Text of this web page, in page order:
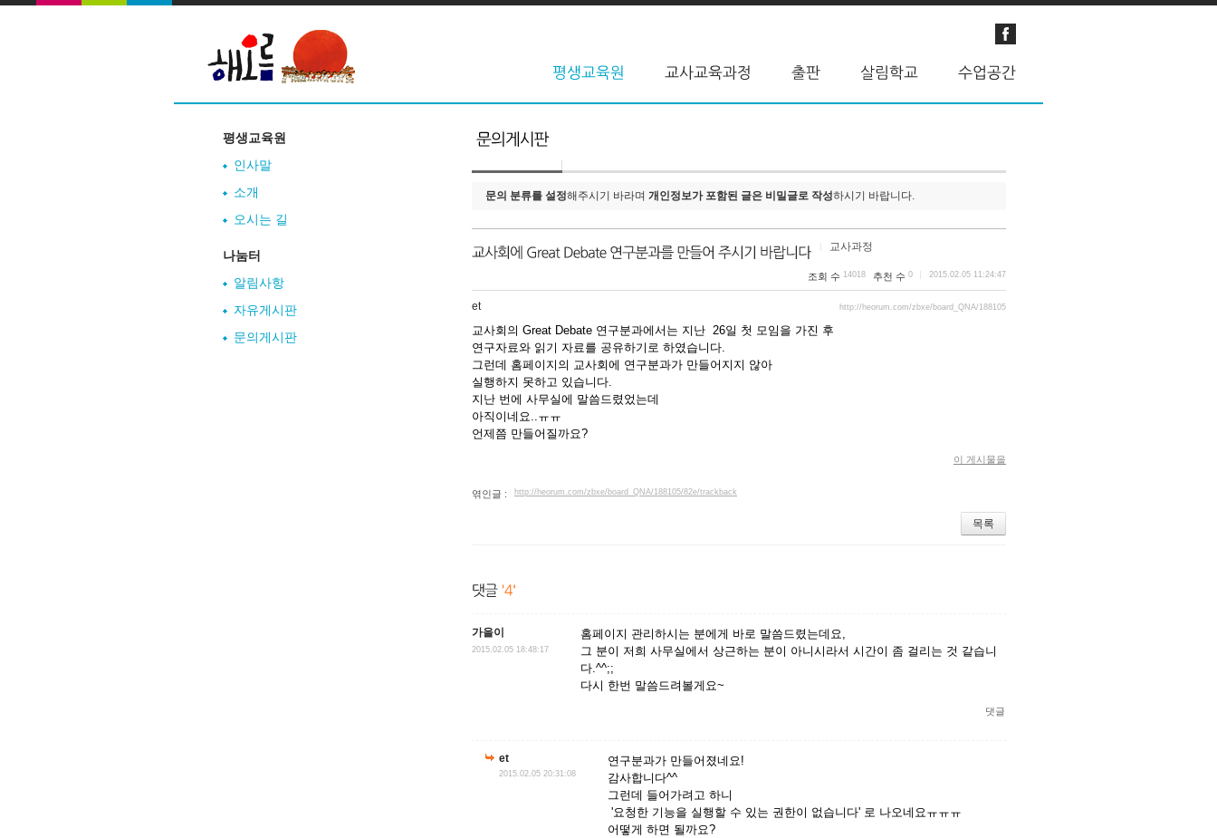
평생교육원
인사말
소개
오시는 길
나눔터
알림사항
자유게시판
문의게시판
문의 분류를 설정해주시기 바라며 개인정보가 포함된 글은 비밀글로 작성하시기 바랍니다.
교사과정
조회 수 14018 추천 수 0 2015.02.05 11:24:47
et http://heorum.com/zbxe/board_QNA/188105
교사회의 Great Debate 연구분과에서는 지난 26일 첫 모임을 가진 후
연구자료와 읽기 자료를 공유하기로 하였습니다.
그런데 홈페이지의 교사회에 연구분과가 만들어지지 않아
실행하지 못하고 있습니다.
지난 번에 사무실에 말씀드렸었는데
아직이네요..ㅠㅠ
언제쯤 만들어질까요?
이 게시물을
엮인글 : http://heorum.com/zbxe/board_QNA/188105/82e/trackback
목록
가을이
2015.02.05 18:48:17
홈페이지 관리하시는 분에게 바로 말씀드렸는데요,
그 분이 저희 사무실에서 상근하는 분이 아니시라서 시간이 좀 걸리는 것 같습니
다.^^;;
다시 한번 말씀드려볼게요~
댓글
et
2015.02.05 20:31:08
연구분과가 만들어졌네요!
감사합니다^^
그런데 들어가려고 하니
'요청한 기능을 실행할 수 있는 권한이 없습니다' 로 나오네요ㅠㅠㅠ
어떻게 하면 될까요?